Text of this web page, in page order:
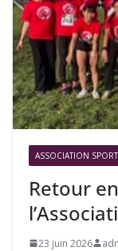
ASSOCIATION
Retour
23 juin 2026